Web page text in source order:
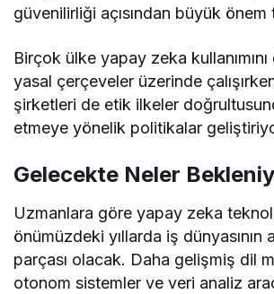
güvenilirliği açısından büyük önem
Birçok ülke yapay zeka
yasal çerçeveler üzerinde
şirketleri de etik ilkeler
etmeye yönelik politikalar
Gelecekte Neler
Uzmanlara göre yapay zeka
önümüzdeki yıllarda iş dünyasının
parçası olacak. Daha gelişmiş dil
otonom sistemler ve veri analiz